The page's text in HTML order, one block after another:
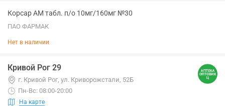
Корсар АМ табл. п/о 10мг/160мг №30
ПАО ФАРМАК
Нет в наличии
Кривой Рог 29
г. Кривой Рог, ул. Криворожстали, 52Б
Пн-Вс: 08:00-20:00
На карте